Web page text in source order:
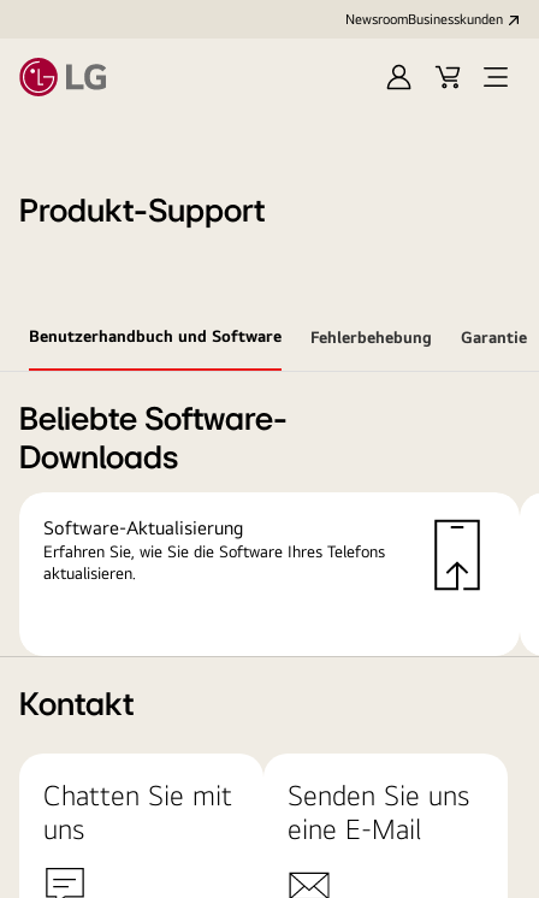
NewsroomBusinesskunden
AnmeldenWarenkorb
Menü
Produkt-Support
Benutzerhandbuch und Software Fehlerbehebung Garantie
Beliebte Software-
Downloads
Software-Aktualisierung
Erfahren Sie, wie Sie die Software Ihres Telefons
aktualisieren.
Kontakt
Chatten Sie mit
uns
Senden Sie uns
eine E-Mail